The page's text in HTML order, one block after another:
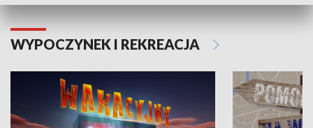
WYPOCZYNEK I REKREACJA